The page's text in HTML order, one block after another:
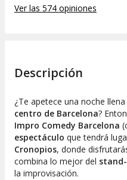
Ver las 574 opiniones
Descripción
¿Te apetece una noche
centro de Barcelona?
Impro Comedy Barcelona
espectáculo que tendrá
Cronopios, donde
combina lo mejor del
la improvisación.